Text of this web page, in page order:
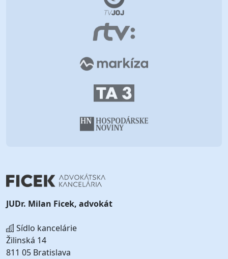
JUDr. Milan Ficek, advokát
Sídlo kancelárie
Žilinská 14
811 05 Bratislava